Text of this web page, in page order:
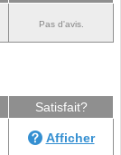
Pas d'avis.
Satisfait?
Afficher